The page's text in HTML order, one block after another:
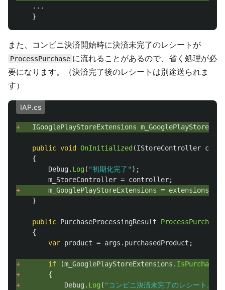
...
}
また、コンビニ決済開始時に決済未完了のレシートが
ProcessPurchase に流れることがあるので、省く処理が必
要になります。（決済完了後のレシートは別途送られま
す）
IAP.cs
+ IGooglePlayStoreExtensions
public void OnInitialized (IStoreController
{
Debug. Log( "初期化完了" );
m_StoreController = controller;
+
m_GooglePlayStoreExtensions = extensions
}
public PurchaseProcessingResult ProcessPurchase
{
var product = args . purchasedProduct ;
+ if (m_GooglePlayStoreExtensions .
+
{
+
Debug . Log ( "コンビニ決済未完了のレシート。